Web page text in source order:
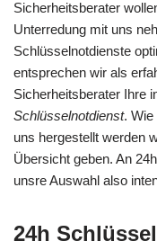
Sicherheitsberater
Unterredung mit uns
Schlüsselnotdienste
entsprechen wir als
Sicherheitsberater Ihre
Schlüsselnotdienst. Wie
uns hergestellt werden
Übersicht geben. An
unsre Auswahl also
24h